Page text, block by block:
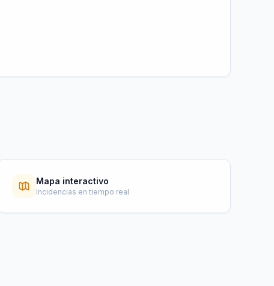
Mapa interactivo
Incidencias en tiempo real